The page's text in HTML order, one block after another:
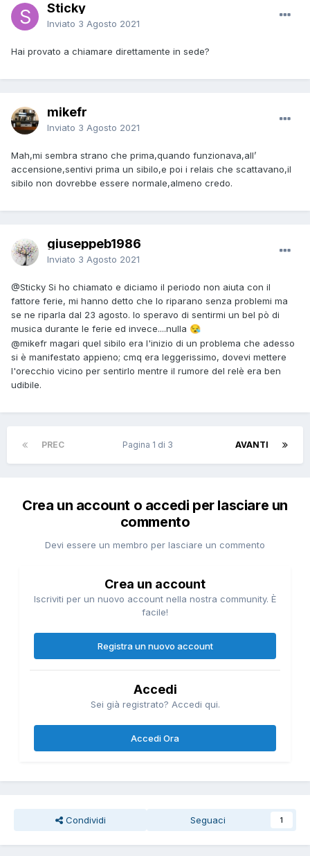
Sticky
Inviato 3 Agosto 2021
Hai provato a chiamare direttamente in sede?
mikefr
Inviato 3 Agosto 2021
Mah,mi sembra strano che prima,quando funzionava,all’
accensione,sentivi prima un sibilo,e poi i relais che scattavano,il
sibilo non dovrebbe essere normale,almeno credo.
giuseppeb1986
Inviato 3 Agosto 2021
@Sticky Si ho chiamato e diciamo il periodo non aiuta con il
fattore ferie, mi hanno detto che lo riparano senza problemi ma
se ne riparla dal 23 agosto. Io speravo di sentirmi un bel pò di
musica durante le ferie ed invece....nulla 😪
@mikefr magari quel sibilo era l'inizio di un problema che adesso
si è manifestato appieno; cmq era leggerissimo, dovevi mettere
l'orecchio vicino per sentirlo mentre il rumore del relè era ben
udibile.
PREC AVANTI
Pagina 1 di 3
Crea un account o accedi per lasciare un
commento
Devi essere un membro per lasciare un commento
Crea un account
Iscriviti per un nuovo account nella nostra community. È
facile!
Registra un nuovo account
Accedi
Sei già registrato? Accedi qui.
Accedi Ora
Condividi Seguaci 1